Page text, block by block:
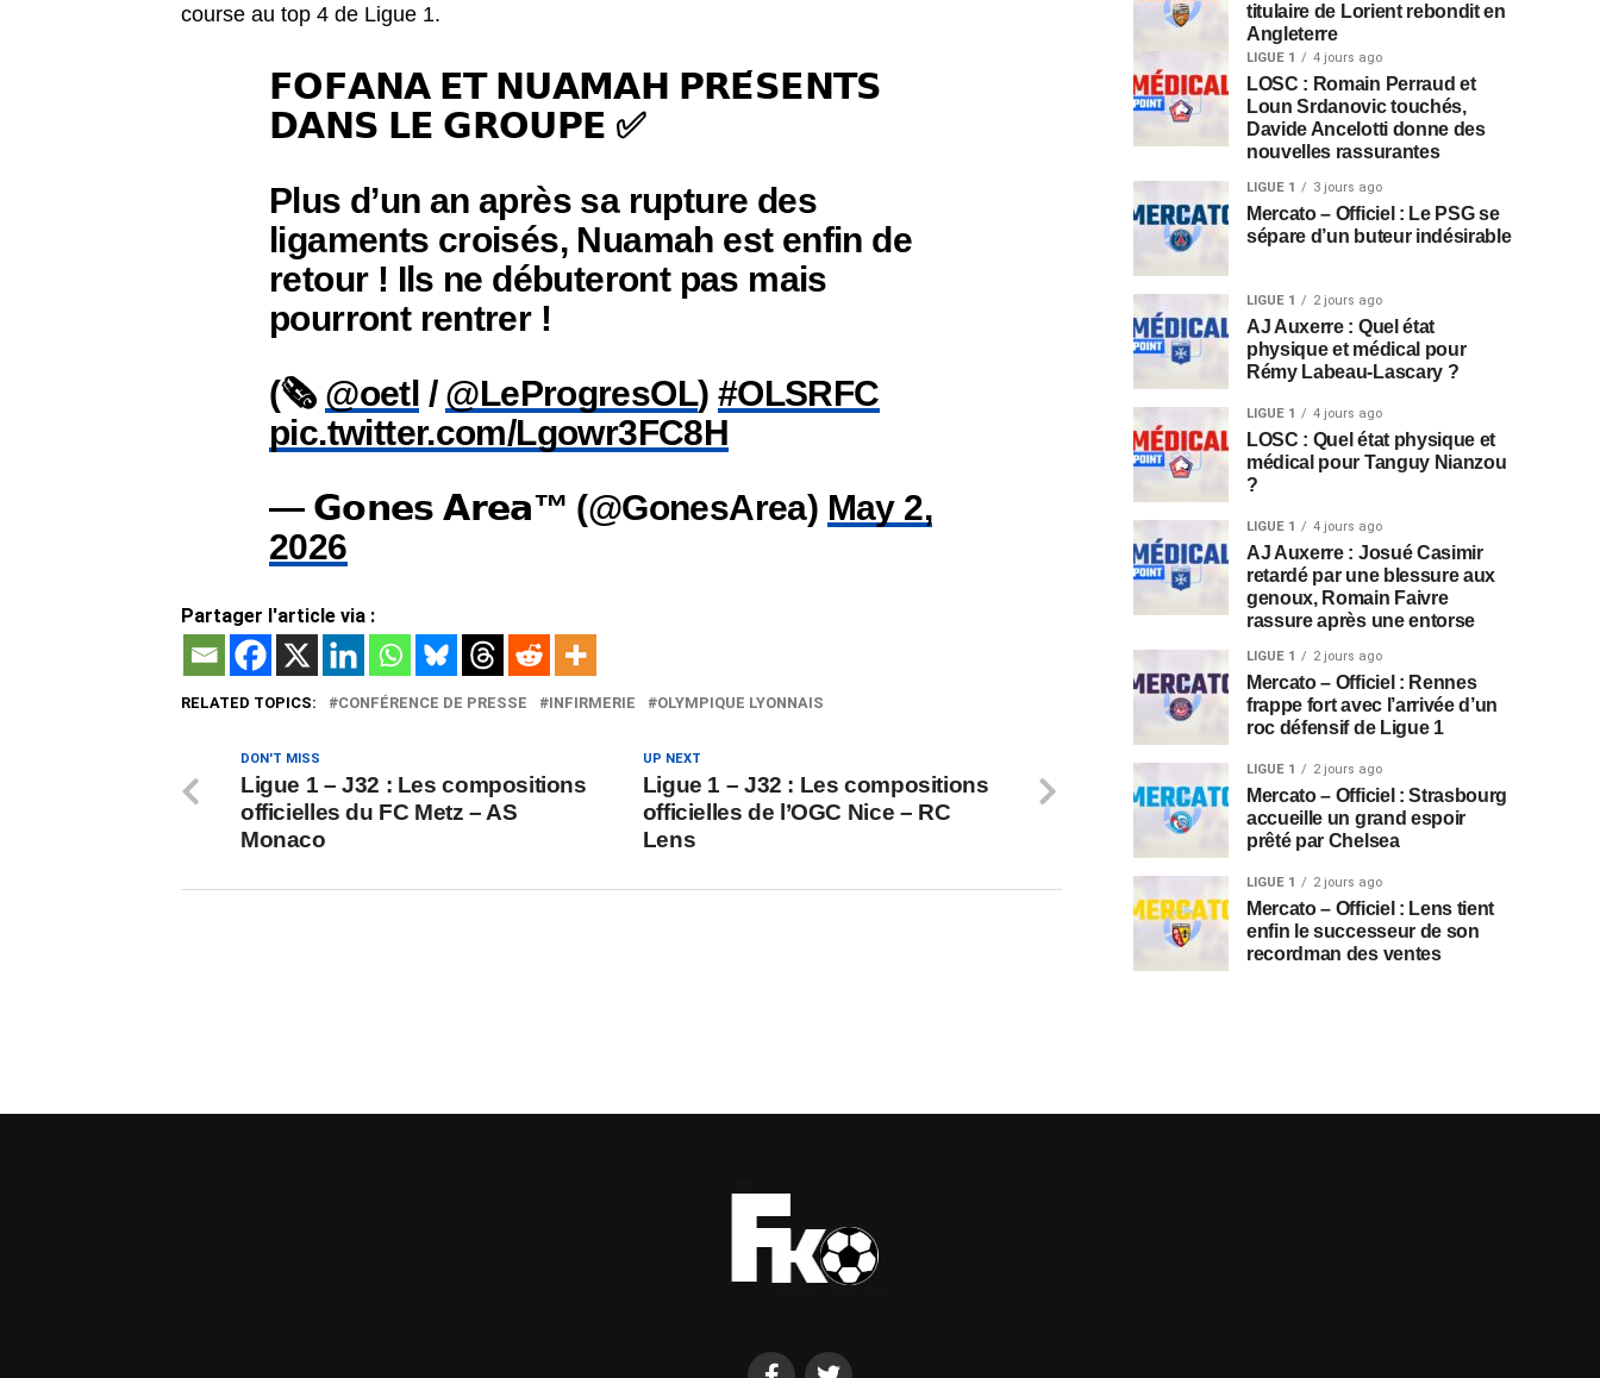
course au top 4 de Ligue 1.
𝗙𝗢𝗙𝗔𝗡𝗔 𝗘𝗧 𝗡𝗨𝗔𝗠𝗔𝗛 𝗣𝗥𝗘́𝗦𝗘𝗡𝗧𝗦
𝗗𝗔𝗡𝗦 𝗟𝗘 𝗚𝗥𝗢𝗨𝗣𝗘 ✅
Plus d’un an après sa rupture des
ligaments croisés, Nuamah est enfin de
retour ! Ils ne débuteront pas mais
pourront rentrer !
(🗞️ @oetl / @LeProgresOL) #OLSRFC
pic.twitter.com/Lgowr3FC8H
— 𝗚𝗼𝗻𝗲𝘀 𝗔𝗿𝗲𝗮™ (@GonesArea) May 2,
2026
Partager l'article via :
RELATED TOPICS: CONFÉRENCE DE PRESSE INFIRMERIE OLYMPIQUE LYONNAIS
UP NEXT
Ligue 1 – J32 : Les compositions
officielles de l’OGC Nice – RC
Lens
DON'T MISS
Ligue 1 – J32 : Les compositions
officielles du FC Metz – AS
Monaco
titulaire de Lorient rebondit en
Angleterre
LIGUE 1 4 jours ago
LOSC : Romain Perraud et
Loun Srdanovic touchés,
Davide Ancelotti donne des
nouvelles rassurantes
LIGUE 1 3 jours ago
Mercato – Officiel : Le PSG se
sépare d’un buteur indésirable
LIGUE 1 2 jours ago
AJ Auxerre : Quel état
physique et médical pour
Rémy Labeau-Lascary ?
LIGUE 1 4 jours ago
LOSC : Quel état physique et
médical pour Tanguy Nianzou
?
LIGUE 1 4 jours ago
AJ Auxerre : Josué Casimir
retardé par une blessure aux
genoux, Romain Faivre
rassure après une entorse
LIGUE 1 2 jours ago
Mercato – Officiel : Rennes
frappe fort avec l’arrivée d’un
roc défensif de Ligue 1
LIGUE 1 2 jours ago
Mercato – Officiel : Strasbourg
accueille un grand espoir
prêté par Chelsea
LIGUE 1 2 jours ago
Mercato – Officiel : Lens tient
enfin le successeur de son
recordman des ventes